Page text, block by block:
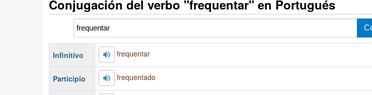
Conjugación del verbo "frequentar" en Portugués
Infinitivo frequentar
Participio frequentado